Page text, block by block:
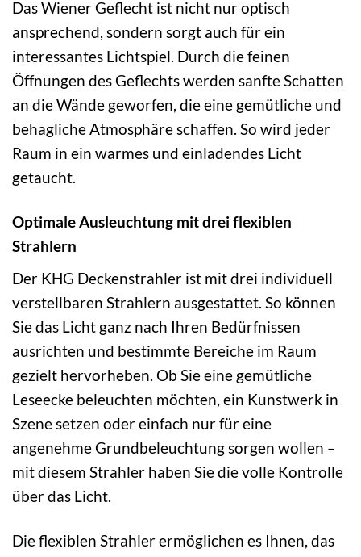
Das Wiener Geflecht ist nicht nur optisch
ansprechend, sondern sorgt auch für ein
interessantes Lichtspiel. Durch die feinen
Öffnungen des Geflechts werden sanfte Schatten
an die Wände geworfen, die eine gemütliche und
behagliche Atmosphäre schaffen. So wird jeder
Raum in ein warmes und einladendes Licht
getaucht.
Optimale Ausleuchtung mit drei flexiblen
Strahlern
Der KHG Deckenstrahler ist mit drei individuell
verstellbaren Strahlern ausgestattet. So können
Sie das Licht ganz nach Ihren Bedürfnissen
ausrichten und bestimmte Bereiche im Raum
gezielt hervorheben. Ob Sie eine gemütliche
Leseecke beleuchten möchten, ein Kunstwerk in
Szene setzen oder einfach nur für eine
angenehme Grundbeleuchtung sorgen wollen –
mit diesem Strahler haben Sie die volle Kontrolle
über das Licht.
Die flexiblen Strahler ermöglichen es Ihnen, das